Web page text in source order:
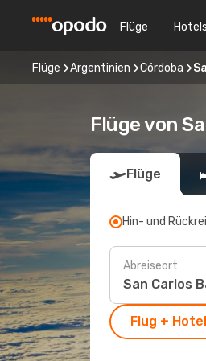
Flüge Hotels
Flüge Argentinien Córdoba
Flüge von
Flüge
Hin- und
Abreiseort
Flug +